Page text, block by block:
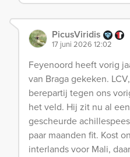
PicusViridis
17 juni 2026 12:02
Feyenoord heeft vorig
van Braga gekeken.
berepartij tegen ons
het veld. Hij zit nu al
gescheurde
paar maanden fit. Kost
interlands voor Mali,